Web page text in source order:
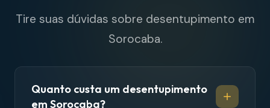
Tire suas dúvidas sobre desentupimento em
Sorocaba.
Quanto custa um desentupimento
em Sorocaba?